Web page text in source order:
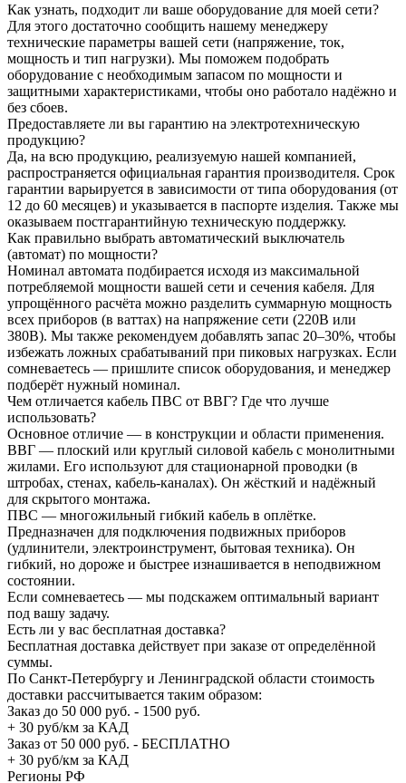
Как узнать, подходит ли ваше оборудование для моей сети?
Для этого достаточно сообщить нашему менеджеру
технические параметры вашей сети (напряжение, ток,
мощность и тип нагрузки). Мы поможем подобрать
оборудование с необходимым запасом по мощности и
защитными характеристиками, чтобы оно работало надёжно и
без сбоев.
Предоставляете ли вы гарантию на электротехническую
продукцию?
Да, на всю продукцию, реализуемую нашей компанией,
распространяется официальная гарантия производителя. Срок
гарантии варьируется в зависимости от типа оборудования (от
12 до 60 месяцев) и указывается в паспорте изделия. Также мы
оказываем постгарантийную техническую поддержку.
Как правильно выбрать автоматический выключатель
(автомат) по мощности?
Номинал автомата подбирается исходя из максимальной
потребляемой мощности вашей сети и сечения кабеля. Для
упрощённого расчёта можно разделить суммарную мощность
всех приборов (в ваттах) на напряжение сети (220В или
380В). Мы также рекомендуем добавлять запас 20–30%, чтобы
избежать ложных срабатываний при пиковых нагрузках. Если
сомневаетесь — пришлите список оборудования, и менеджер
подберёт нужный номинал.
Чем отличается кабель ПВС от ВВГ? Где что лучше
использовать?
Основное отличие — в конструкции и области применения.
ВВГ — плоский или круглый силовой кабель с монолитными
жилами. Его используют для стационарной проводки (в
штробах, стенах, кабель-каналах). Он жёсткий и надёжный
для скрытого монтажа.
ПВС — многожильный гибкий кабель в оплётке.
Предназначен для подключения подвижных приборов
(удлинители, электроинструмент, бытовая техника). Он
гибкий, но дороже и быстрее изнашивается в неподвижном
состоянии.
Если сомневаетесь — мы подскажем оптимальный вариант
под вашу задачу.
Есть ли у вас бесплатная доставка?
Бесплатная доставка действует при заказе от определённой
суммы.
По Санкт-Петербургу и Ленинградской области стоимость
доставки рассчитывается таким образом:
Заказ до 50 000 руб. - 1500 руб.
+ 30 руб/км за КАД
Заказ от 50 000 руб. - БЕСПЛАТНО
+ 30 руб/км за КАД
Регионы РФ